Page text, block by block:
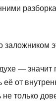
заложником
— значит
от
только